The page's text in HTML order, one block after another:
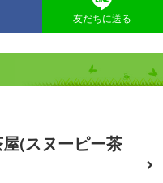
友だちに送る
(スヌーピー茶